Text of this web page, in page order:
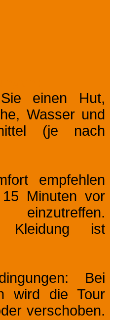
einen Hut,
Wasser und
(je nach
empfehlen
Minuten vor
Kleidung ist
Bei
wird die Tour
verschoben.